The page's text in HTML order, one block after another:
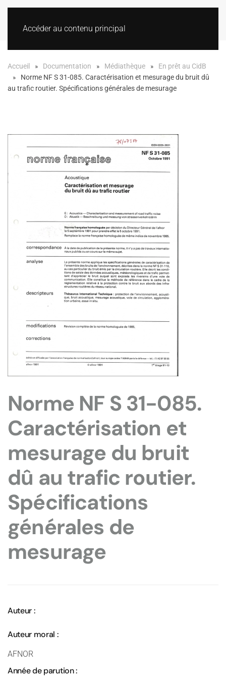
Accéder au contenu principal
Accueil Documentation Médiathèque
En prêt au CidB
Norme NF S 31-085. Caractérisation et mesurage du bruit dû
au trafic routier. Spécifications générales de mesurage
Norme NF S 31-085.
Caractérisation et
mesurage du bruit
dû au trafic routier.
Spécifications
générales de
mesurage
Auteur :
Auteur moral :
AFNOR
Année de parution :